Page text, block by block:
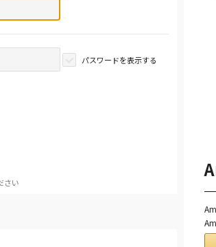
パスワードを表示する
さい